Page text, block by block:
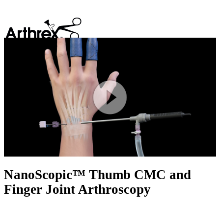
Play
Video
NanoScopic™ Thumb CMC and
Finger Joint Arthroscopy